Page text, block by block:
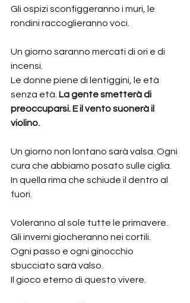
Gli ospizi sconfiggeranno i muri, le
rondini raccoglieranno voci.
Un giorno saranno mercati di ori e di
incensi.
Le donne piene di lentiggini, le età
senza età. La gente smetterà di
preoccuparsi. E il vento suonerà il
violino.
Un giorno non lontano sarà valsa. Ogni
cura che abbiamo posato sulle ciglia.
In quella rima che schiude il dentro al
fuori.
Voleranno al sole tutte le primavere.
Gli inverni giocheranno nei cortili.
Ogni passo e ogni ginocchio
sbucciato sarà valso.
Il gioco eterno di questo vivere.